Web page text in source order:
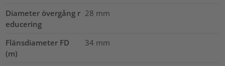
Diameter övergång r
educering
28 mm
Flänsdiameter FD
(m)
34 mm